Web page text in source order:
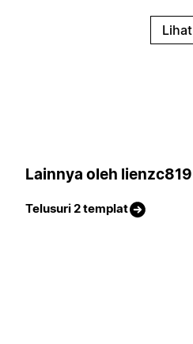
Lihat
Lainnya oleh lienzc819
Telusuri 2 templat